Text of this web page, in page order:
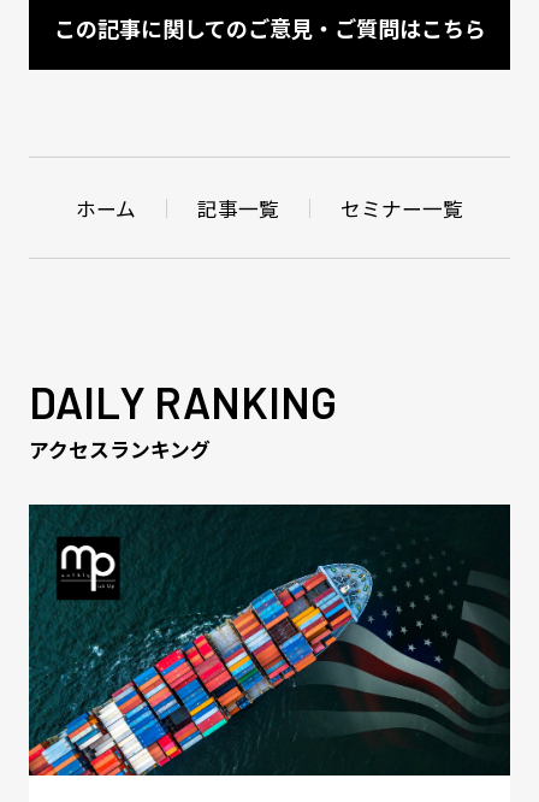
この記事に関してのご意見・ご質問はこちら
ホーム 記事一覧 セミナー一覧
DAILY RANKING
アクセスランキング